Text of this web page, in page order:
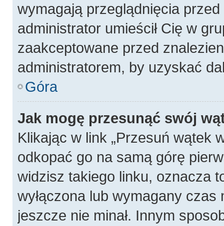
wymagają przeglądnięcia
administrator umieścił Cię w
zaakceptowane przed
administratorem, by uzyskać
Góra
Jak mogę przesunąć swój
Klikając w link „Przesuń wątek
odkopać go na samą górę
widzisz takiego linku, oznacza
wyłączona lub wymagany
jeszcze nie minał. Innym